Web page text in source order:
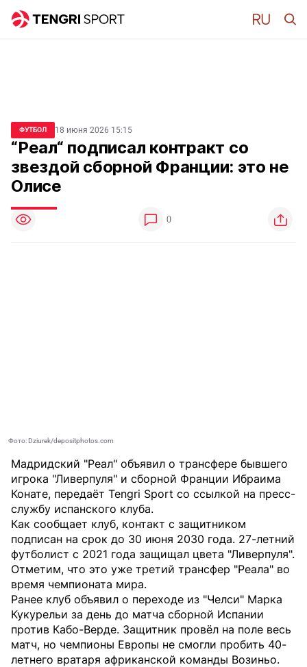
ФУТБОЛ 18 июня 2026 15:15
“Реал“ подписал контракт со
звездой сборной Франции: это не
Олисе
0
Фото: Dziurek/depositphotos.com
Мадридский "Реал" объявил о трансфере бывшего
игрока "Ливерпуля" и сборной Франции Ибраима
Конате, передаёт Tengri Sport со ссылкой на пресс-
службу испанского клуба.
Как сообщает клуб, контакт с защитником
подписан на срок до 30 июня 2030 года. 27-летний
футболист с 2021 года защищал цвета "Ливерпуля".
Отметим, что это уже третий трансфер "Реала" во
время чемпионата мира.
Ранее клуб объявил о переходе из "Челси" Марка
Кукурельи за день до матча сборной Испании
против Кабо-Верде. Защитник провёл на поле весь
матч, но чемпионы Европы не смогли пробить 40-
летнего вратаря африканской команды Возиньо.